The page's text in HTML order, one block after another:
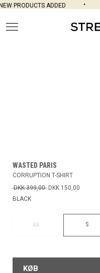
PRODUCTS ADDED
WASTED PARIS
CORRUPTION T-SHIRT
DKK 399,00 DKK 150,00
BLACK
XS S
KØB